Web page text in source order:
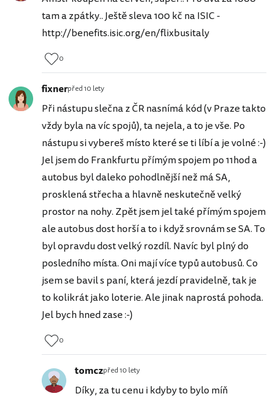
tam a zpátky.. Ještě sleva 100 kč na ISIC -
http://benefits.isic.org/en/flixbusitaly
0
fixnerpřed 10 lety
Při nástupu slečna z ČR nasnímá kód (v Praze takto
vždy byla na víc spojů), ta nejela, a to je vše. Po
nástupu si vybereš místo které se ti líbí a je volné :-)
Jel jsem do Frankfurtu přímým spojem po 11hod a
autobus byl daleko pohodlnější než má SA,
prosklená střecha a hlavně neskutečně velký
prostor na nohy. Zpět jsem jel také přímým spojem
ale autobus dost horší a to i když srovnám se SA. To
byl opravdu dost velký rozdíl. Navíc byl plný do
posledního místa. Oni mají více typů autobusů. Co
jsem se bavil s paní, která jezdí pravidelně, tak je
to kolikrát jako loterie. Ale jinak naprostá pohoda.
Jel bych hned zase :-)
0
tomczpřed 10 lety
Díky, za tu cenu i kdyby to bylo míň